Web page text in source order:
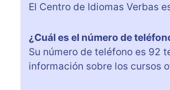
El Centro de Idiomas Verbas
¿Cuál es el número de
Su número de teléfono es 92
información sobre los cursos